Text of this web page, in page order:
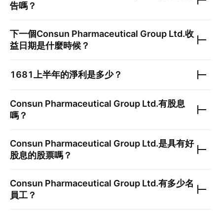
告嗎？
下一個Consun Pharmaceutical Group Ltd.收
益日期是什麼時候？
1681 上半年的淨利是多少？
Consun Pharmaceutical Group Ltd.有股息
嗎？
Consun Pharmaceutical Group Ltd.是具有好
股息的股票嗎？
Consun Pharmaceutical Group Ltd.有多少名
員工？